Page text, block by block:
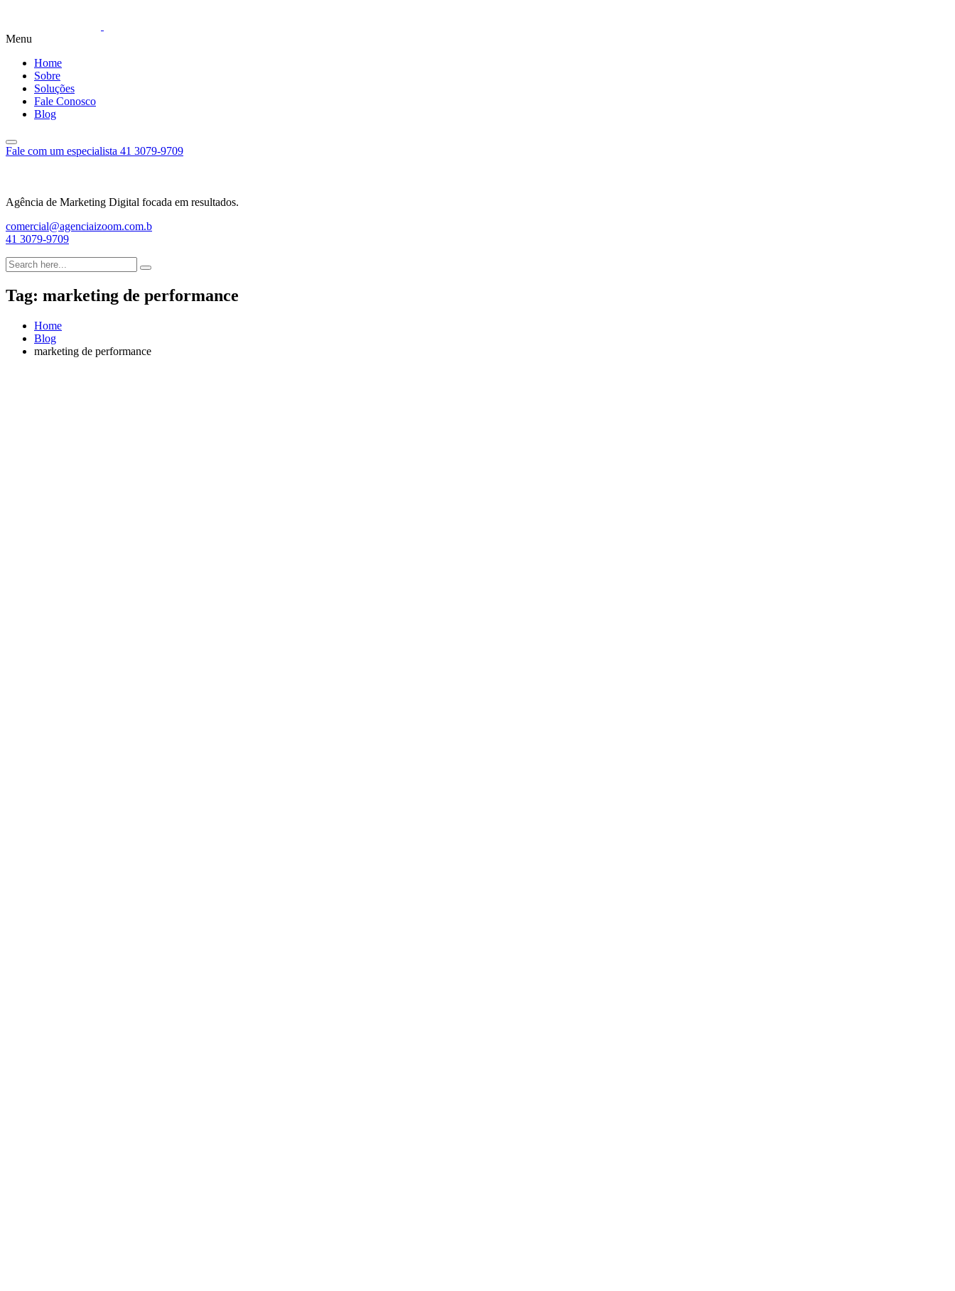
Menu
Home
Sobre
Soluções
Fale Conosco
Blog
Fale com um especialista 41 3079-9709
Agência de Marketing Digital focada em resultados.
comercial@agenciaizoom.com.b
41 3079-9709
Tag: marketing de performance
Home
Blog
marketing de performance